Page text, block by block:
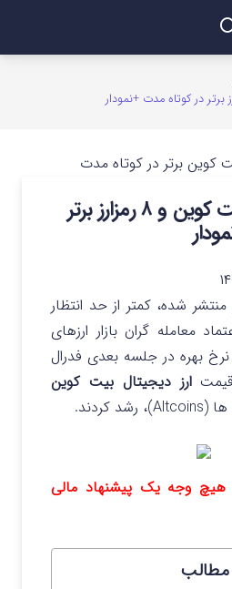
تحلیل قیمت بیت کوین و ۸ رمزارز برتر
شده، کمتر از حد انتظار
معامله گران بازار ارزهای
بهره در جلسه بعدی فدرال
ارز دیجیتال بیت کوین
ها (Altcoins)، رشد کردند.
وجه یک پیشنهاد مالی